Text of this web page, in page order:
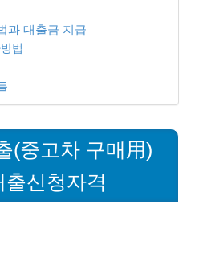
과 대출금 지급
법
(중고차 구매用)
신청자격